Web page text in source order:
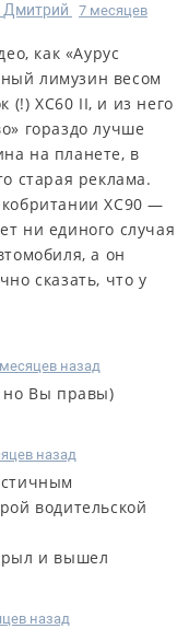
Дмитрий
7 месяцев
как «Аурус
лимузин весом
(!) ХС60 II, и из него
гораздо лучше
на планете, в
старая реклама.
ХС90 —
ни единого случая
а он
сказать, что у
назад
но Вы правы)
назад
водительской
и вышел
назад